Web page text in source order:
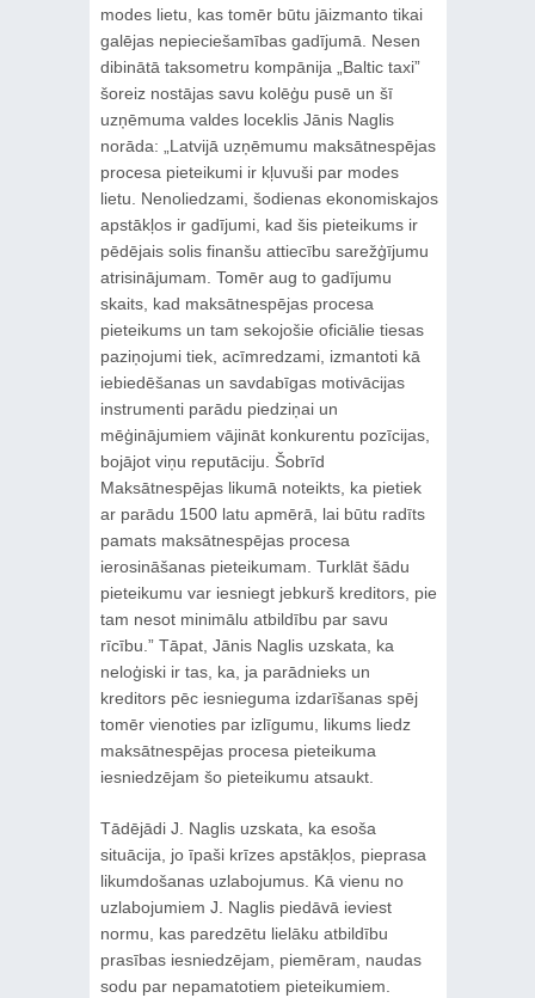
modes lietu, kas tomēr būtu jāizmanto tikai
galējas nepieciešamības gadījumā. Nesen
dibinātā taksometru kompānija „Baltic taxi”
šoreiz nostājas savu kolēģu pusē un šī
uzņēmuma valdes loceklis Jānis Naglis
norāda: „Latvijā uzņēmumu maksātnespējas
procesa pieteikumi ir kļuvuši par modes
lietu. Nenoliedzami, šodienas ekonomiskajos
apstākļos ir gadījumi, kad šis pieteikums ir
pēdējais solis finanšu attiecību sarežģījumu
atrisinājumam. Tomēr aug to gadījumu
skaits, kad maksātnespējas procesa
pieteikums un tam sekojošie oficiālie tiesas
paziņojumi tiek, acīmredzami, izmantoti kā
iebiedēšanas un savdabīgas motivācijas
instrumenti parādu piedziņai un
mēģinājumiem vājināt konkurentu pozīcijas,
bojājot viņu reputāciju. Šobrīd
Maksātnespējas likumā noteikts, ka pietiek
ar parādu 1500 latu apmērā, lai būtu radīts
pamats maksātnespējas procesa
ierosināšanas pieteikumam. Turklāt šādu
pieteikumu var iesniegt jebkurš kreditors, pie
tam nesot minimālu atbildību par savu
rīcību.” Tāpat, Jānis Naglis uzskata, ka
neloģiski ir tas, ka, ja parādnieks un
kreditors pēc iesnieguma izdarīšanas spēj
tomēr vienoties par izlīgumu, likums liedz
maksātnespējas procesa pieteikuma
iesniedzējam šo pieteikumu atsaukt.
Tādējādi J. Naglis uzskata, ka esoša
situācija, jo īpaši krīzes apstākļos, pieprasa
likumdošanas uzlabojumus. Kā vienu no
uzlabojumiem J. Naglis piedāvā ieviest
normu, kas paredzētu lielāku atbildību
prasības iesniedzējam, piemēram, naudas
sodu par nepamatotiem pieteikumiem.